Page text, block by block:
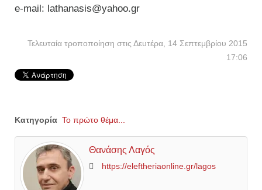
e-mail: lathanasis@yahoo.gr
Τελευταία τροποποίηση στις Δευτέρα, 14 Σεπτεμβρίου 2015
17:06
Κατηγορία Το πρώτο θέμα...
Θανάσης Λαγός
https://eleftheriaonline.gr/lagos